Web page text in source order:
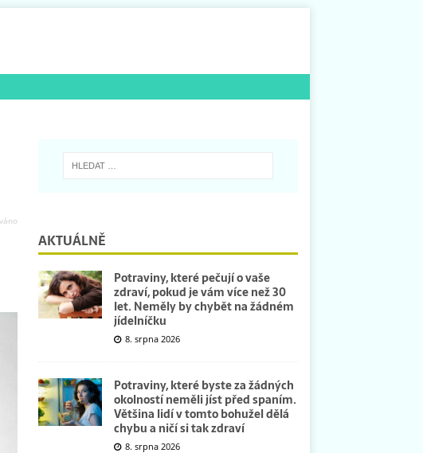
AKTUÁLNĚ
Potraviny, které pečují o vaše
zdraví, pokud je vám více než 30
let. Neměly by chybět na žádném
jídelníčku
8. srpna 2026
Potraviny, které byste za žádných
okolností neměli jíst před spaním.
Většina lidí v tomto bohužel dělá
chybu a ničí si tak zdraví
8. srpna 2026